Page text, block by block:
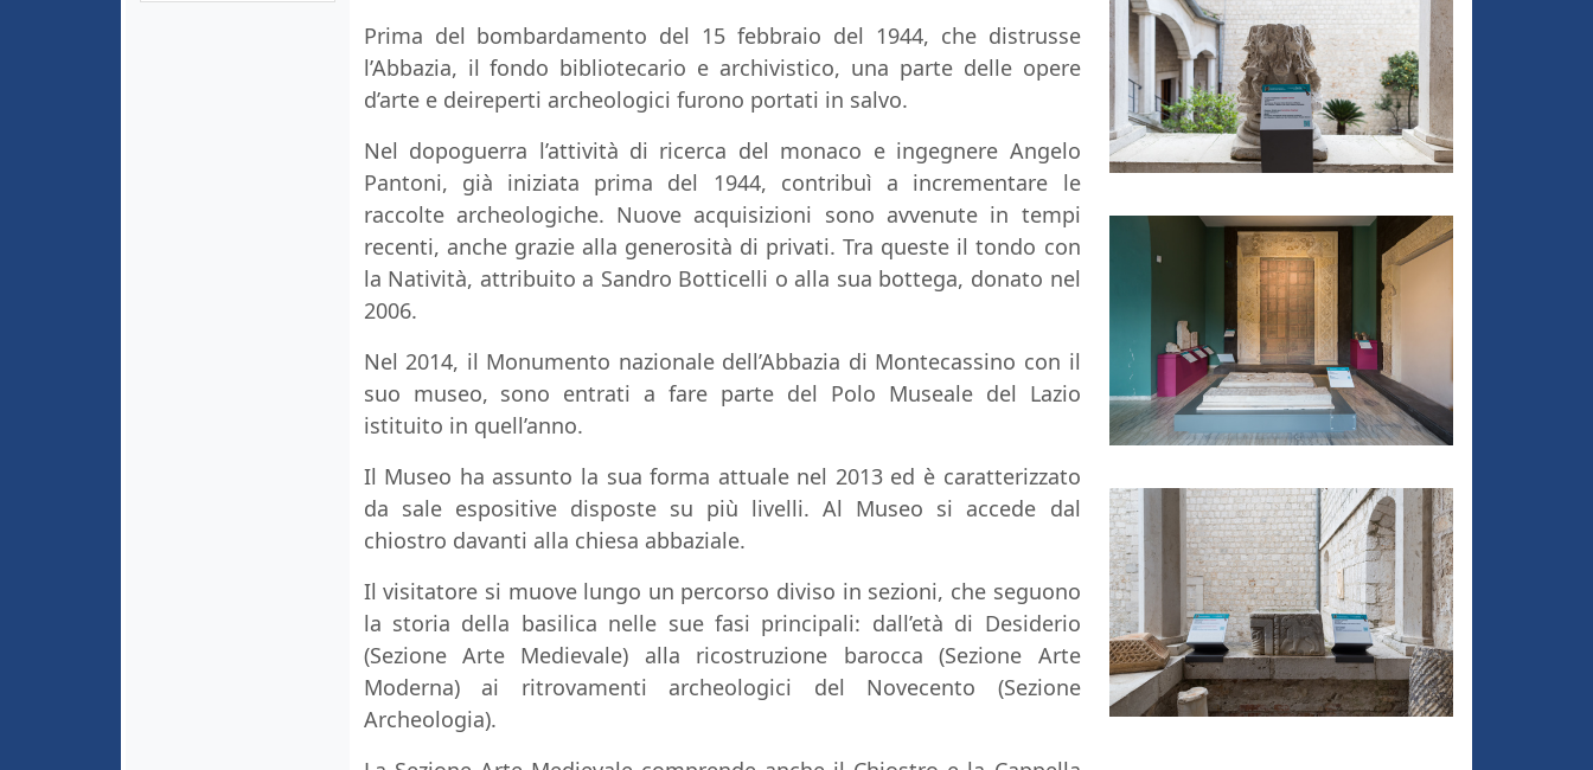
Prima del bombardamento del 15 febbraio del 1944, che distrusse
l’Abbazia, il fondo bibliotecario e archivistico, una parte delle opere
d’arte e deireperti archeologici furono portati in salvo.
Nel dopoguerra l’attività di ricerca del monaco e ingegnere Angelo
Pantoni, già iniziata prima del 1944, contribuì a incrementare le
raccolte archeologiche. Nuove acquisizioni sono avvenute in tempi
recenti, anche grazie alla generosità di privati. Tra queste il tondo con
la Natività, attribuito a Sandro Botticelli o alla sua bottega, donato nel
2006.
Nel 2014, il Monumento nazionale dell’Abbazia di Montecassino con il
suo museo, sono entrati a fare parte del Polo Museale del Lazio
istituito in quell’anno.
Il Museo ha assunto la sua forma attuale nel 2013 ed è caratterizzato
da sale espositive disposte su più livelli. Al Museo si accede dal
chiostro davanti alla chiesa abbaziale.
Il visitatore si muove lungo un percorso diviso in sezioni, che seguono
la storia della basilica nelle sue fasi principali: dall’età di Desiderio
(Sezione Arte Medievale) alla ricostruzione barocca (Sezione Arte
Moderna) ai ritrovamenti archeologici del Novecento (Sezione
Archeologia).